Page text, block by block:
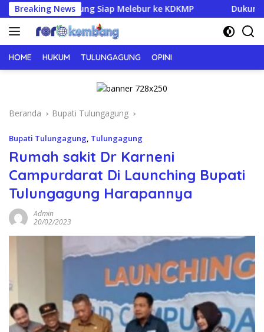
Langsung
ke
konten
Breaking News
Siap Melebur ke KDKMP Dukung OPOP
HOME HUKUM TULUNGAGUNG OPINI
Beranda Bupati Tulungagung
Bupati Tulungagung, Tulungagung
Rumah sakit Dr Karneni
Campurdarat Di Launching Bupati
Tulungagung Harapannya
Admin
20/02/2023